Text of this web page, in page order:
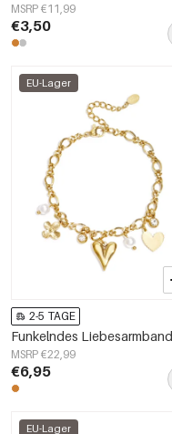
MSRP €11,99
€3,50
EU-Lager
2-5 TAGE
Funkelndes Liebesarmband
MSRP €22,99
€6,95
EU-Lager